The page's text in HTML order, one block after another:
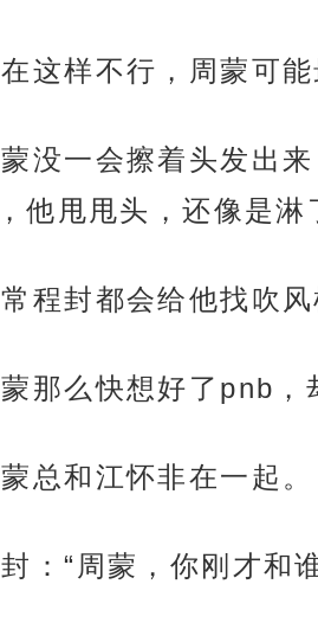
这样不行，周蒙可
没一会擦着头发出
他甩甩头，还像是淋
程封都会给他找吹
那么快想好了pnb
总和江怀非在一起。
：“周蒙，你刚才和